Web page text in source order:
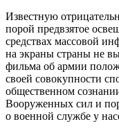
Известную
порой предвзятое
средствах массовой
на экраны страны не
фильма об армии
своей совокупности
общественном
Вооруженных сил и
о военной службе у